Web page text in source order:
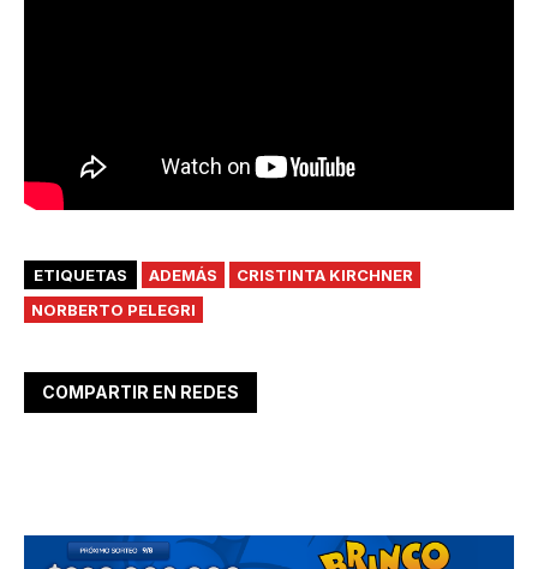
ETIQUETAS ADEMÁS
CRISTINTA KIRCHNER
NORBERTO PELEGRI
COMPARTIR EN REDES